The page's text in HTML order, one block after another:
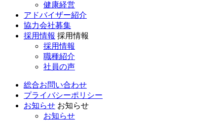
健康経営
アドバイザー紹介
協力会社募集
採用情報 採用情報
採用情報
職種紹介
社員の声
総合お問い合わせ
プライバシーポリシー
お知らせ お知らせ
お知らせ